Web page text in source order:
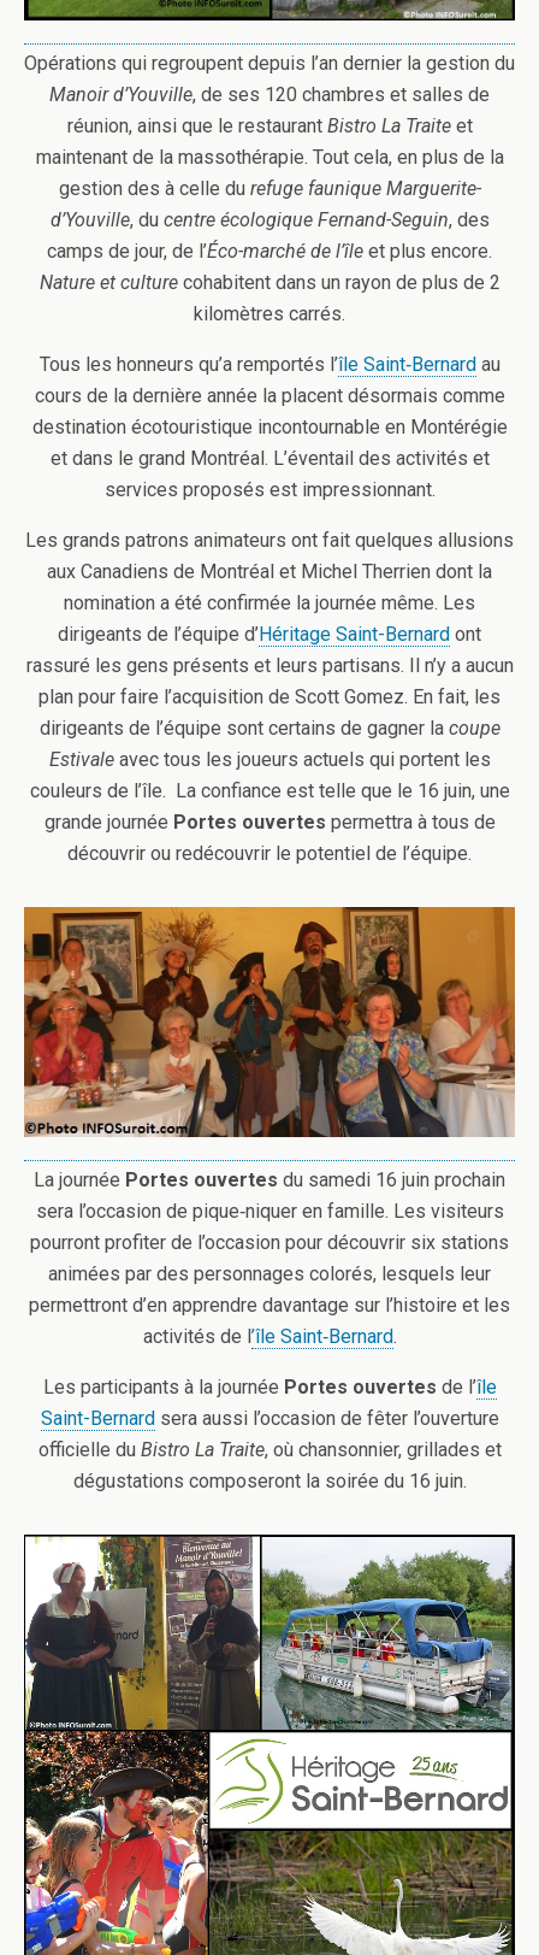
Opérations qui regroupent depuis l’an dernier la gestion du
Manoir d’Youville, de ses 120 chambres et salles de
réunion, ainsi que le restaurant Bistro La Traiteet
maintenant de la massothérapie. Tout cela, en plus de la
gestion des à celle du refuge faunique Marguerite-
d’Youville, du centre écologique Fernand-Seguin, des
camps de jour, de l’Éco-marché de l’île et plus encore.
Nature et culturecohabitent dans un rayon de plus de 2
kilomètres carrés.
Tous les honneurs qu’a remportés l’île Saint‐Bernard au
cours de la dernière année la placent désormais comme
destination écotouristique incontournable en Montérégie
et dans le grand Montréal. L’éventail des activités et
services proposés est impressionnant.
Les grands patrons animateurs ont fait quelques allusions
aux Canadiens de Montréal et Michel Therrien dont la
nomination a été confirmée la journée même. Les
dirigeants de l’équipe d’Héritage Saint-Bernard ont
rassuré les gens présents et leurs partisans. Il n’y a aucun
plan pour faire l’acquisition de Scott Gomez. En fait, les
dirigeants de l’équipe sont certains de gagner la coupe
Estivaleavec tous les joueurs actuels qui portent les
couleurs de l’île. La confiance est telle que le 16 juin, une
grande journée Portes ouvertes permettra à tous de
découvrir ou redécouvrir le potentiel de l’équipe.
La journée Portes ouvertes du samedi 16 juin prochain
sera l’occasion de pique‐niquer en famille. Les visiteurs
pourront profiter de l’occasion pour découvrir six stations
animées par des personnages colorés, lesquels leur
permettront d’en apprendre davantage sur l’histoire et les
activités de l ’île Saint‐Bernard.
Les participants à la journée Portes ouvertes de l’île
Saint-Bernard sera aussi l’occasion de fêter l’ouverture
officielle du Bistro La Traite, où chansonnier, grillades et
dégustations composeront la soirée du 16 juin.